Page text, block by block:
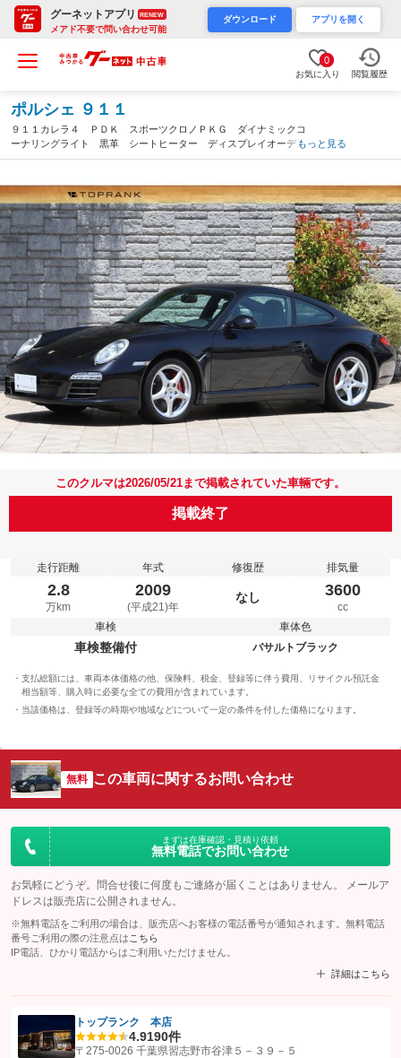
グーネットアプリ RENEW
メアド不要で問い合わせ可能
ダウンロード アプリを開く
0
お気に入り 閲覧履歴
ポルシェ ９１１
９１１カレラ４ ＰＤＫ スポーツクロノＰＫＧ ダイナミックコ
ーナリングライト 黒革 シートヒーター ディスプレイオーディ
オ ＢＥＷＩＴＨスピーカー（千葉県）
もっと見る
このクルマは2026/05/21まで掲載されていた車輛です。
掲載終了
走行距離
2.8
万km
年式
2009
(平成21)年
修復歴
なし
排気量
3600
cc
車検
車検整備付
車体色
バサルトブラック
支払総額には、車両本体価格の他、保険料、税金、登録等に伴う費用、リサイクル預託金
相当額等、購入時に必要な全ての費用が含まれています。
当該価格は、登録等の時期や地域などについて一定の条件を付した価格になります。
無料 この車両に関するお問い合わせ
まずは在庫確認・見積り依頼
無料電話でお問い合わせ
お気軽にどうぞ。問合せ後に何度もご連絡が届くことはありません。 メールア
ドレスは販売店に公開されません。
※無料電話をご利用の場合は、販売店へお客様の電話番号が通知されます。無料電話
番号ご利用の際の注意点は こちら
IP電話、ひかり電話からはご利用いただけません。
詳細はこちら
【STEP1】認証画面でグーネットを友だち追加してから「許可する」ボタンを押
トップランク 本店
4.9190件
〒275-0026 千葉県習志野市谷津５－３９－５